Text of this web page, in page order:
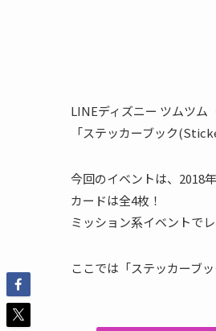
LINEディズニー ツムツム
「ステッカーブック
今回のイベントは、2018
カードは全4枚！
ミッション系イベントで
ここでは「ステッカーブ